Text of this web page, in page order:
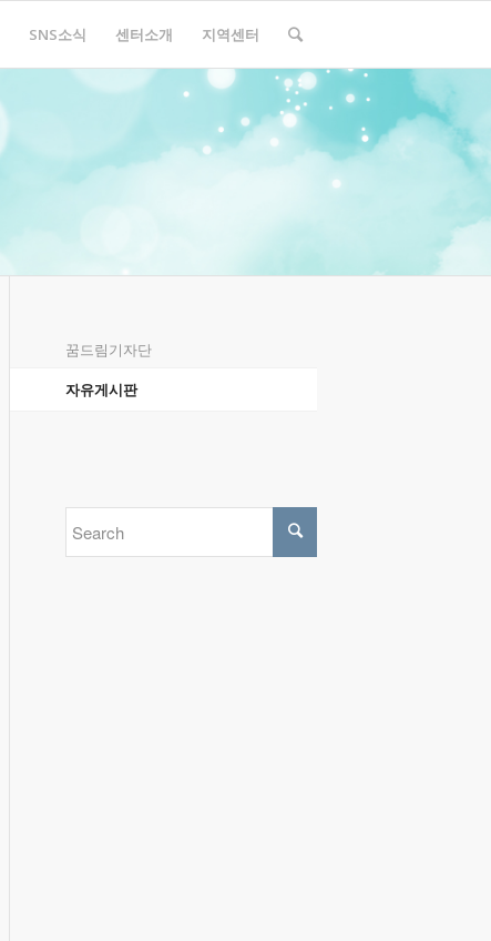
SNS소식 센터소개 지역센터
꿈드림기자단
자유게시판